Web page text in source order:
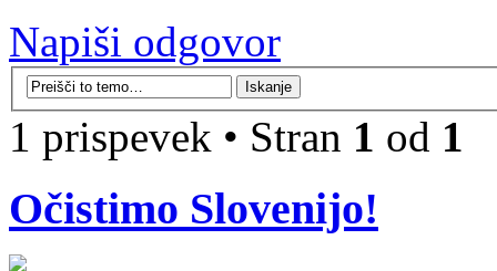
Napiši odgovor
1 prispevek • Stran 1 od 1
Očistimo Slovenijo!